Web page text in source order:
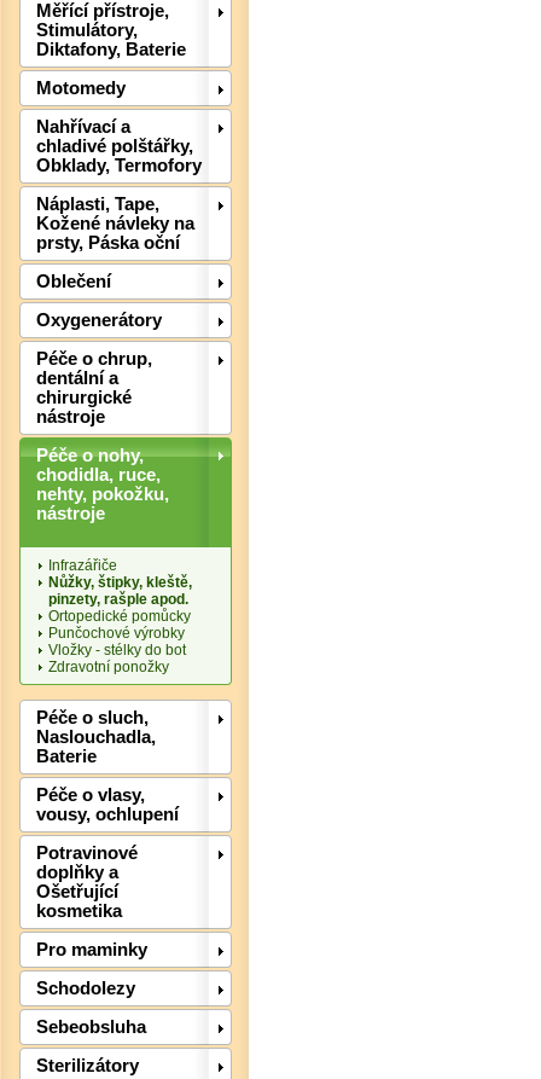
Měřící přístroje,
Stimulátory,
Diktafony, Baterie
Motomedy
Nahřívací a
chladivé polštářky,
Obklady, Termofory
Náplasti, Tape,
Kožené návleky na
prsty, Páska oční
Oblečení
Oxygenerátory
Péče o chrup,
dentální a
chirurgické
nástroje
Péče o nohy,
chodidla, ruce,
nehty, pokožku,
nástroje
Infrazářiče
Nůžky, štipky, kleště,
pinzety, rašple apod.
Ortopedické pomůcky
Punčochové výrobky
Vložky - stélky do bot
Zdravotní ponožky
Péče o sluch,
Naslouchadla,
Baterie
Péče o vlasy,
vousy, ochlupení
Potravinové
doplňky a
Ošetřující
kosmetika
Pro maminky
Schodolezy
Sebeobsluha
Sterilizátory